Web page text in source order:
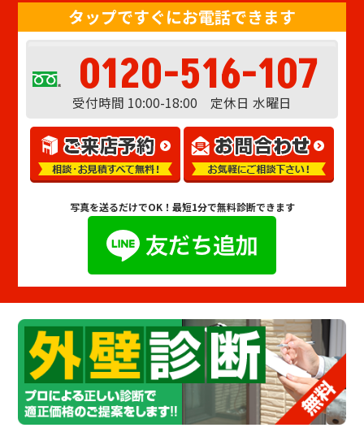
タップですぐにお電話できます
0120-516-107
受付時間 10:00-18:00 定休日 水曜日
写真を送るだけでOK！ 最短1分で無料診断できます